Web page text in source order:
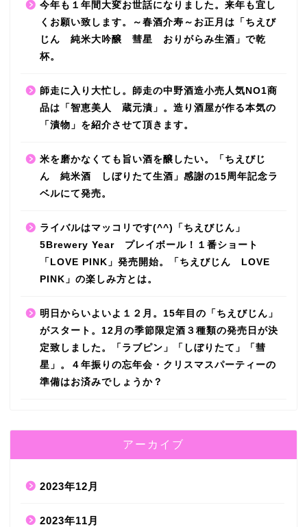
今年も１年間大変お世話になりました。来年も宜し
くお願い致します。～春酒介寿～お正月は「ちえび
じん 純米大吟醸 彗星 おりがらみ生酒」で乾
杯。
師走に入り大忙し。師走の中野酒造小売人気NO1商
品は「智恵美人 蔵元漬」。造り酒屋が作る本気の
「漬物」を紹介させて頂きます。
米を磨かなくても旨い酒を醸したい。「ちえびじ
ん 純米酒 しぼりたて生酒」感謝の15周年記念ラ
ベルにて発売。
ライバルはマッコリです(^^)「ちえびじん」
5Brewery Year プレイボール！１番ショート
「LOVE PINK」発売開始。「ちえびじん LOVE
PINK」の楽しみ方とは。
明日からいよいよ１２月。15年目の「ちえびじん」
がスタート。12月の季節限定酒３種類の発売日が決
定致しました。「ラブピン」「しぼりたて」「彗
星」。４年振りの忘年会・クリスマスパーティーの
準備はお済みでしょうか？
アーカイブ
2023年12月
2023年11月